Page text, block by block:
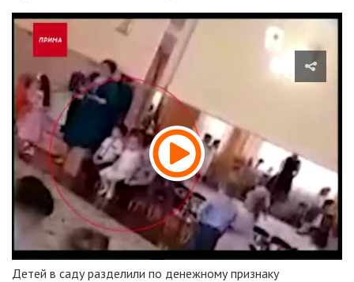
Детей в саду разделили по денежному признаку